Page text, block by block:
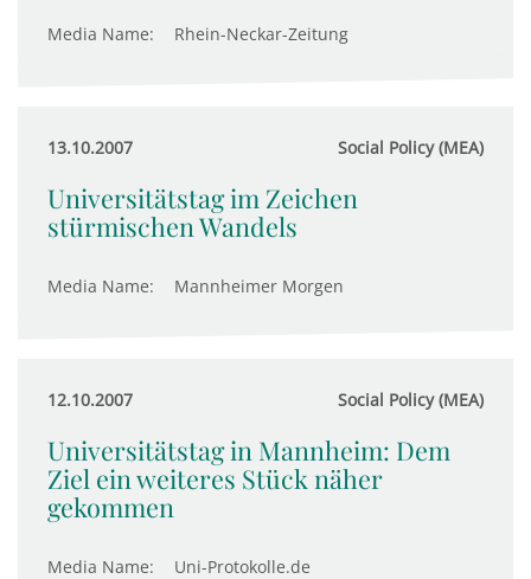
Media Name: Rhein-Neckar-Zeitung
13.10.2007 Social Policy (MEA)
Universitätstag im Zeichen
stürmischen Wandels
Media Name: Mannheimer Morgen
12.10.2007 Social Policy (MEA)
Universitätstag in Mannheim: Dem
Ziel ein weiteres Stück näher
gekommen
Media Name: Uni-Protokolle.de